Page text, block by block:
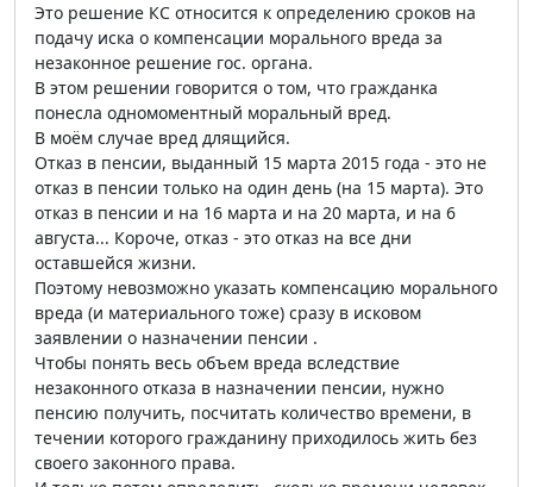
Это решение КС относится к определению сроков на
подачу иска о компенсации морального вреда за
незаконное решение гос. органа.
В этом решении говорится о том, что гражданка
понесла одномоментный моральный вред.
В моём случае вред длящийся.
Отказ в пенсии, выданный 15 марта 2015 года - это не
отказ в пенсии только на один день (на 15 марта). Это
отказ в пенсии и на 16 марта и на 20 марта, и на 6
августа... Короче, отказ - это отказ на все дни
оставшейся жизни.
Поэтому невозможно указать компенсацию морального
вреда (и материального тоже) сразу в исковом
заявлении о назначении пенсии .
Чтобы понять весь объем вреда вследствие
незаконного отказа в назначении пенсии, нужно
пенсию получить, посчитать количество времени, в
течении которого гражданину приходилось жить без
своего законного права.